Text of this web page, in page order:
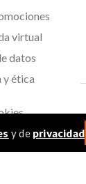
y de privacidad
virtual
datos
y ética